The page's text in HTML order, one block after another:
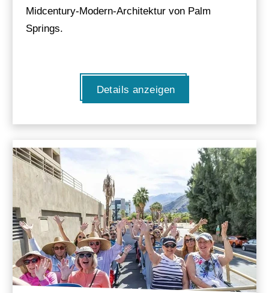
Midcentury-Modern-Architektur von Palm
Springs.
Details anzeigen